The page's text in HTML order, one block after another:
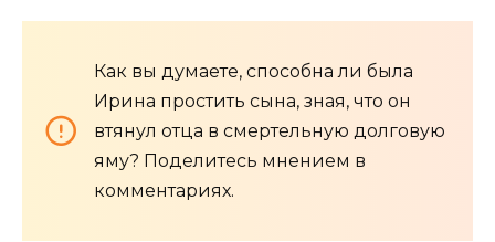
Как вы думаете, способна ли была
Ирина простить сына, зная, что он
втянул отца в смертельную долговую
яму? Поделитесь мнением в
комментариях.